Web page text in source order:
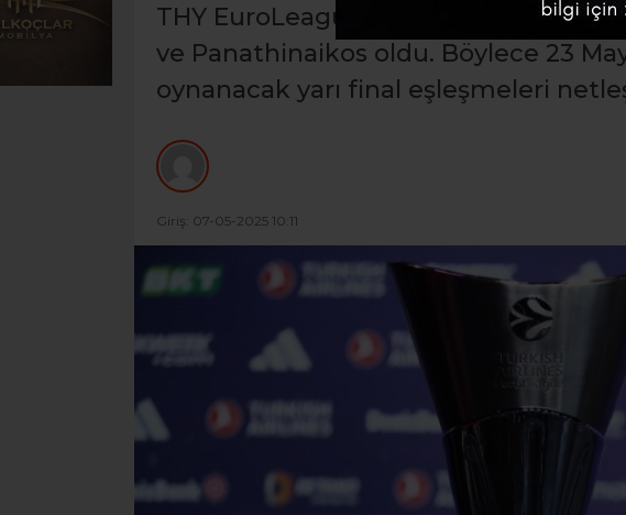
THY EuroLeague’de Final Four’a
ve Panathinaikos oldu. Böylece 23
oynanacak yarı final eşleşmeleri
Giriş: 07-05-2025 10:11